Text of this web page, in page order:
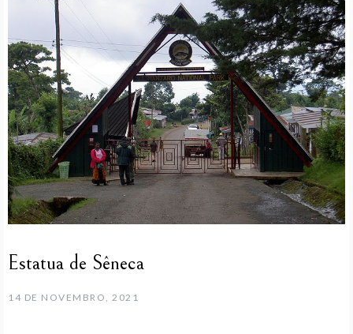
Estatua de Sêneca
14 DE NOVEMBRO, 2021